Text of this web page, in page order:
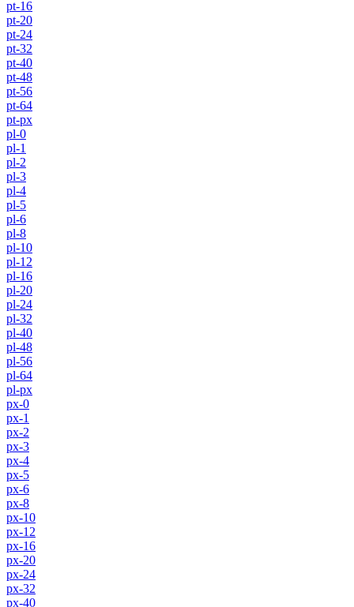
pt-16
pt-20
pt-24
pt-32
pt-40
pt-48
pt-56
pt-64
pt-px
pl-0
pl-1
pl-2
pl-3
pl-4
pl-5
pl-6
pl-8
pl-10
pl-12
pl-16
pl-20
pl-24
pl-32
pl-40
pl-48
pl-56
pl-64
pl-px
px-0
px-1
px-2
px-3
px-4
px-5
px-6
px-8
px-10
px-12
px-16
px-20
px-24
px-32
px-40